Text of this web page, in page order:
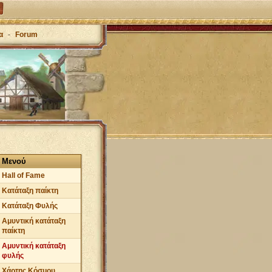
- Forum
Μενού
Hall of Fame
Κατάταξη παίκτη
Κατάταξη Φυλής
Αμυντική κατάταξη
παίκτη
Αμυντική κατάταξη
φυλής